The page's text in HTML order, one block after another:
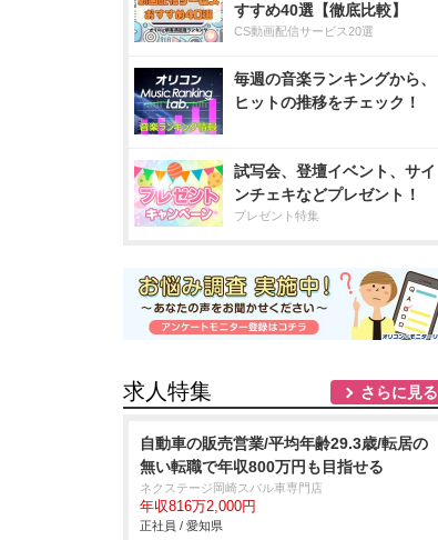
すすめ40選【徹底比較】
CS動画配信サービス20選
毎週の音楽ランキングから、
ヒットの推移をチェック！
試写会、登壇イベント、サイ
ンチェキなどプレゼント！
プレゼント特集
求人特集 さらに見る
自動車の販売営業/平均年齢29.3歳/転居の
無い転職で年収800万円も目指せる
ネクステージ岡崎スバル車専門店
年収816万2,000円
正社員 / 愛知県